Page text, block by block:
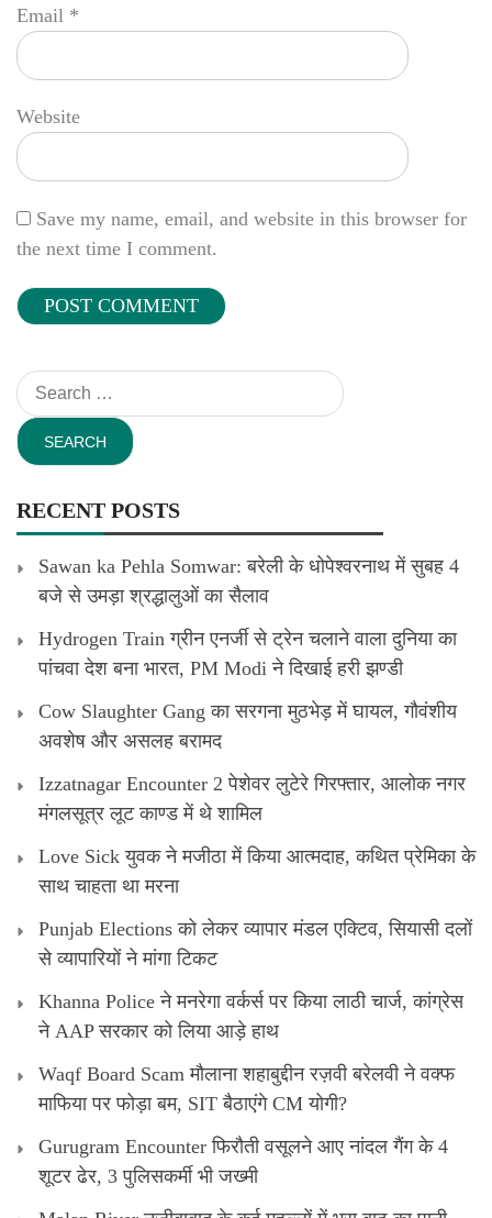
Email *
Website
Save my name, email, and website in this browser for
the next time I comment.
Search
for:
RECENT POSTS
Sawan ka Pehla Somwar: बरेली के धोपेश्वरनाथ में सुबह 4
बजे से उमड़ा श्रद्धालुओं का सैलाव
Hydrogen Train ग्रीन एनर्जी से ट्रेन चलाने वाला दुनिया का
पांचवा देश बना भारत, PM Modi ने दिखाई हरी झण्डी
Cow Slaughter Gang का सरगना मुठभेड़ में घायल, गौवंशीय
अवशेष और असलह बरामद
Izzatnagar Encounter 2 पेशेवर लुटेरे गिरफ्तार, आलोक नगर
मंगलसूत्र लूट काण्‍ड में थे शामिल
Love Sick युवक ने मजीठा में किया आत्मदाह, कथित प्रेमिका के
साथ चाहता था मरना
Punjab Elections को लेकर व्यापार मंडल एक्टिव, सियासी दलों
से व्यापारियों ने मांगा टिकट
Khanna Police ने मनरेगा वर्कर्स पर किया लाठी चार्ज, कांग्रेस
ने AAP सरकार को लिया आड़े हाथ
Waqf Board Scam मौलाना शहाबुद्दीन रज़वी बरेलवी ने वक्फ
माफिया पर फोड़ा बम, SIT बैठाएंगे CM योगी?
Gurugram Encounter फिरौती वसूलने आए नांदल गैंग के 4
शूटर ढेर, 3 पुलिसकर्मी भी जख्मी